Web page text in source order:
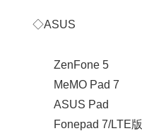
◇ASUS
ZenFone 5
MeMO Pad 7
ASUS Pad
Fonepad 7/LTE版